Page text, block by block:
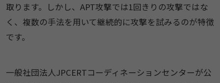
取ります。しかし、APT攻撃では1回きりの攻撃ではな
く、複数の手法を用いて継続的に攻撃を試みるのが特徴
です。
一般社団法人JPCERTコーディネーションセンターが公